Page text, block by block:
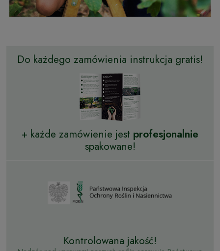
Do każdego zamówienia instrukcja gratis!
+ każde zamówienie jest profesjonalnie
spakowane!
Kontrolowana jakość!